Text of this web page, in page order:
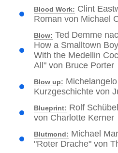
Blood Work: Clint
Roman von Michael
Blow: Ted Demme
How a Smalltown
With the Medellin
All" von Bruce Porter
Blow up:
Kurzgeschichte von
Blueprint: Rolf
von Charlotte Kerner
Blutmond: Michael
"Roter Drache" von